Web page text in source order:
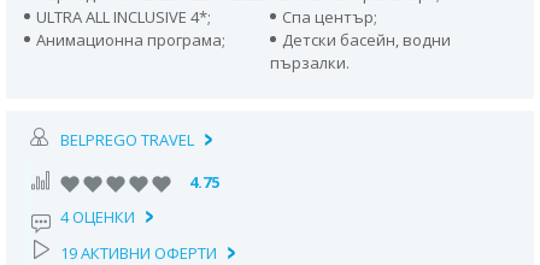
ULTRA ALL INCLUSIVE 4*;
Спа център;
Анимационна програма;
Детски басейн, водни
пързалки.
BELPREGO TRAVEL
4.75
4 ОЦЕНКИ
19 АКТИВНИ ОФЕРТИ